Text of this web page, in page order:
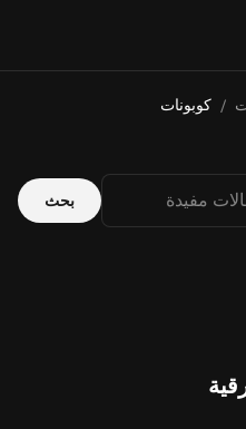
/ كوبونات
بحث